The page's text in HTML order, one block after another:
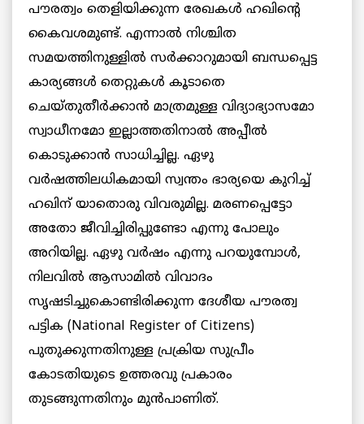
പൗരത്വം തെളിയിക്കുന്ന രേഖകള്‍ ഹഖിന്റെ
കൈവശമുണ്ട്. എന്നാല്‍ നിശ്ചിത
സമയത്തിനുള്ളില്‍ സര്‍ക്കാറുമായി ബന്ധപ്പെട്ട
കാര്യങ്ങള്‍ തെറ്റുകള്‍ കൂടാതെ
ചെയ്തുതീര്‍ക്കാന്‍ മാത്രമുള്ള വിദ്യാഭ്യാസമോ
സ്വാധീനമോ ഇല്ലാത്തതിനാല്‍ അപ്പീല്‍
കൊടുക്കാന്‍ സാധിച്ചില്ല. ഏഴു
വര്‍ഷത്തിലധികമായി സ്വന്തം ഭാര്യയെ കുറിച്ച്
ഹഖിന് യാതൊരു വിവരുമില്ല. മരണപ്പെട്ടോ
അതോ ജീവിച്ചിരിപ്പുണ്ടോ എന്നു പോലും
അറിയില്ല. ഏഴു വര്‍ഷം എന്നു പറയുമ്പോള്‍,
നിലവില്‍ ആസാമില്‍ വിവാദം
സൃഷടിച്ചുകൊണ്ടിരിക്കുന്ന ദേശീയ പൗരത്വ
പട്ടിക (National Register of Citizens)
പുതുക്കുന്നതിനുള്ള പ്രക്രിയ സുപ്രീം
കോടതിയുടെ ഉത്തരവു പ്രകാരം
തുടങ്ങുന്നതിനും മുന്‍പാണിത്.